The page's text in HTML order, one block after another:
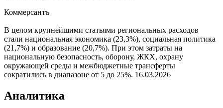
Коммерсантъ
В целом крупнейшими статьями региональных расходов
стали национальная экономика (23,3%), социальная политика
(21,7%) и образование (20,7%). При этом затраты на
национальную безопасность, оборону, ЖКХ, охрану
окружающей среды и межбюджетные трансферты
сократились в диапазоне от 5 до 25%. 16.03.2026
Аналитика